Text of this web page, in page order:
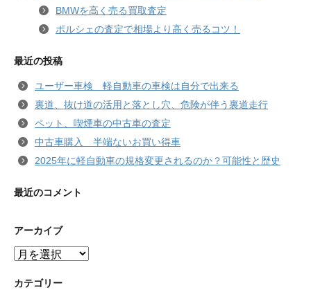
BMWを高く売る買取査定
ポルシェの査定で相場より高く売るコツ！
最近の投稿
ユーザー車検 軽自動車の車検は自分で出来る
裏道、抜け道の活用と落とし穴、危険が伴う裏道走行
ペット、喫煙車の中古車の査定
中古車購入 半端ないお買い得車
2025年に軽自動車の規格変更されるのか？可能性と歴史
最近のコメント
アーカイブ
ア
カ
カテゴリー